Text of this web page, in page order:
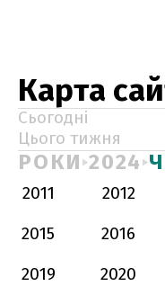
Карта
Сьогодні
Цього тижня
РОКИ 2024
2011 2012
2015
2016
2019
2020